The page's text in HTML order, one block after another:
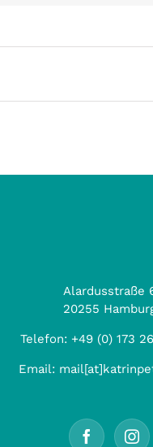
Alardusstraße
20255
Telefon: +49 (0) 173
Email: